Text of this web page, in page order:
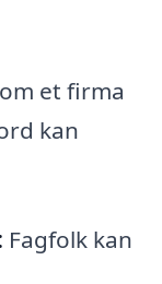
et firma
kan
Fagfolk kan